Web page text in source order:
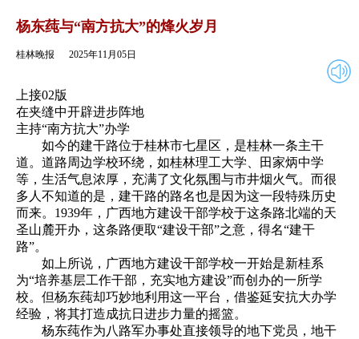
2025年11月05日
杨东莼与“南方抗大”的烽火岁月
桂林晚报 2025年11月05日
上接02版
在夹缝中开辟进步阵地
主持“南方抗大”办学
如今的建干路位于桂林市七星区，是桂林一条主干
道。道路周边学校环绕，如桂林理工大学、田家炳中学
等，生活气息浓厚，充满了文化氛围与市井烟火气。而很
多人不知道的是，建干路的路名也是因为这一段特殊历史
而来。1939年，广西地方建设干部学校于这条路北端的天
圣山麓开办，这条路便取“建设干部”之意，得名“建干
路”。
如上所说，广西地方建设干部学校一开始是新桂系
为“培养基层工作干部，充实地方建设”而创办的一所学
校。但杨东莼却巧妙地利用这一平台，借鉴延安抗大办学
经验，将其打造成抗日进步力量的摇篮。
杨东莼作为八路军办事处直接领导的地下党员，地干